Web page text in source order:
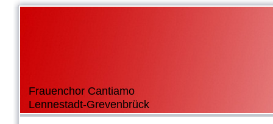
Frauenchor Cantiamo
Lennestadt-Grevenbrück